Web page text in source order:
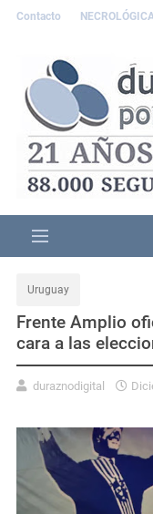
Contacto
Uruguay
Frente Amplio
cara a las
duraznodigital